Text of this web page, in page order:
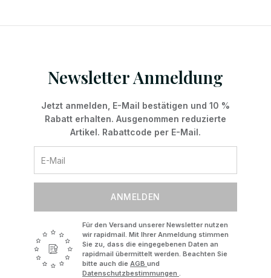
Newsletter Anmeldung
Jetzt anmelden, E-Mail bestätigen und 10 %
Rabatt erhalten. Ausgenommen reduzierte
Artikel. Rabattcode per E-Mail.
ANMELDEN
Für den Versand unserer Newsletter nutzen
wir rapidmail. Mit Ihrer Anmeldung stimmen
Sie zu, dass die eingegebenen Daten an
rapidmail übermittelt werden. Beachten Sie
bitte auch die AGB und
Datenschutzbestimmungen